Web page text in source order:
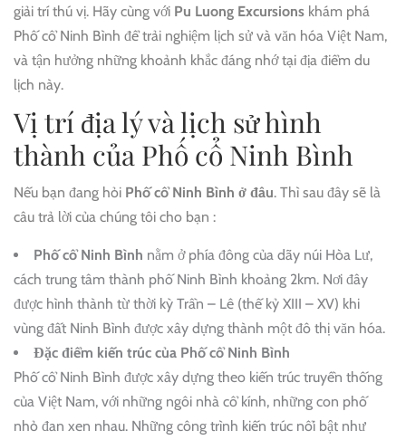
giải trí thú vị. Hãy cùng với Pu Luong Excursions khám phá
Phố cổ Ninh Bình để trải nghiệm lịch sử và văn hóa Việt Nam,
và tận hưởng những khoảnh khắc đáng nhớ tại địa điểm du
lịch này.
Vị trí địa lý và lịch sử hình
thành của Phố cổ Ninh Bình
Nếu bạn đang hỏi Phố cổ Ninh Bình ở đâu. Thì sau đây sẽ là
câu trả lời của chúng tôi cho bạn :
Phố cổ Ninh Bình nằm ở phía đông của dãy núi Hòa Lư,
cách trung tâm thành phố Ninh Bình khoảng 2km. Nơi đây
được hình thành từ thời kỳ Trần – Lê (thế kỷ XIII – XV) khi
vùng đất Ninh Bình được xây dựng thành một đô thị văn hóa.
Đặc điểm kiến trúc của Phố cổ Ninh Bình
Phố cổ Ninh Bình được xây dựng theo kiến trúc truyền thống
của Việt Nam, với những ngôi nhà cổ kính, những con phố
nhỏ đan xen nhau. Những công trình kiến trúc nổi bật như